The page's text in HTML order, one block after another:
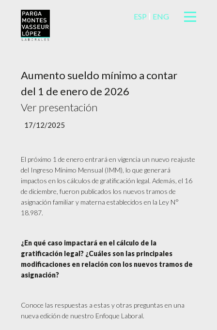
ESP ENG
Aumento sueldo mínimo a contar
del 1 de enero de 2026
Ver presentación
17/12/2025
El próximo 1 de enero entrará en vigencia un nuevo reajuste
del Ingreso Mínimo Mensual (IMM), lo que generará
impactos en los cálculos de gratificación legal. Además, el 16
de diciembre, fueron publicados los nuevos tramos de
asignación familiar y materna establecidos en la Ley N°
18.987.
¿En qué caso impactará en el cálculo de la
gratificación legal? ¿Cuáles son las principales
modificaciones en relación con los nuevos tramos de
asignación?
Conoce las respuestas a estas y otras preguntas en una
nueva edición de nuestro Enfoque Laboral.